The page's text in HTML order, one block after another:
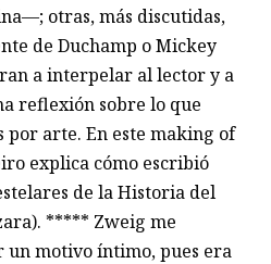
otras, más discutidas,
de Duchamp o Mickey
a interpelar al lector y a
reflexión sobre lo que
por arte. En este making of
explica cómo escribió
de la Historia del
***** Zweig me
un motivo íntimo, pues era